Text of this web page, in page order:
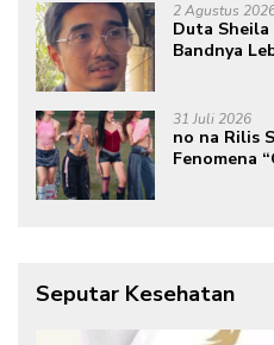
2 Agustus
Duta Sheila
Bandnya
31 Juli 2026
no na Rilis
Fenomena
Seputar Kesehatan